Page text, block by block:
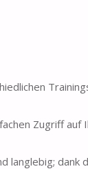
Zugriff auf
dank